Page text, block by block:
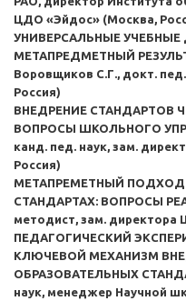
ЦДО «Эйдос» (Москва,
УНИВЕРСАЛЬНЫЕ УЧЕБНЫЕ
МЕТАПРЕДМЕТНЫЙ
Воровщиков С.Г., докт.
Россия)
ВНЕДРЕНИЕ СТАНДАРТОВ
ВОПРОСЫ ШКОЛЬНОГО
канд. пед. наук, зам.
Россия)
МЕТАПРЕМЕТНЫЙ
СТАНДАРТАХ: ВОПРОСЫ
методист, зам. директора
ПЕДАГОГИЧЕСКИЙ
КЛЮЧЕВОЙ МЕХАНИЗМ
ОБРАЗОВАТЕЛЬНЫХ
наук, менеджер Научной